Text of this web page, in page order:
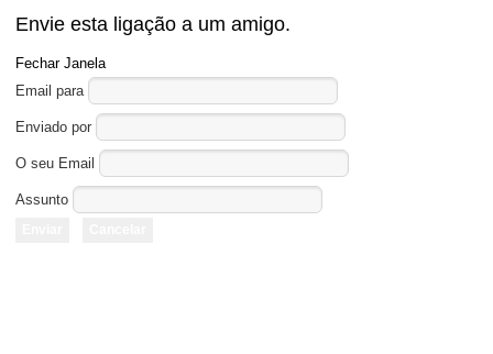
Envie esta ligação a um amigo.
Fechar Janela
Email para
Enviado por
O seu Email
Assunto